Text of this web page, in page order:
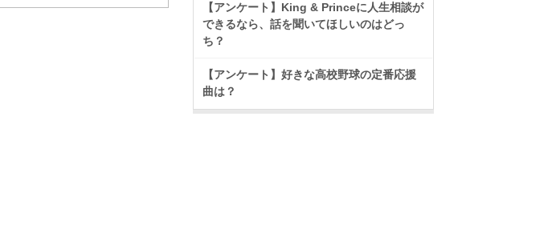
【アンケート】King & Princeに人生相談が
できるなら、話を聞いてほしいのはどっ
ち？
【アンケート】好きな高校野球の定番応援
曲は？